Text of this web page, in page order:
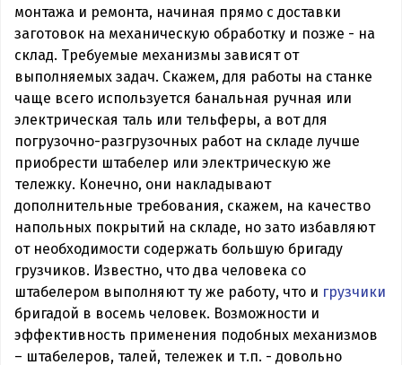
монтажа и ремонта, начиная прямо с доставки
заготовок на механическую обработку и позже - на
склад. Требуемые механизмы зависят от
выполняемых задач. Скажем, для работы на станке
чаще всего используется банальная ручная или
электрическая таль или тельферы, а вот для
погрузочно-разгрузочных работ на складе лучше
приобрести штабелер или электрическую же
тележку. Конечно, они накладывают
дополнительные требования, скажем, на качество
напольных покрытий на складе, но зато избавляют
от необходимости содержать большую бригаду
грузчиков. Известно, что два человека со
штабелером выполняют ту же работу, что и грузчики
бригадой в восемь человек. Возможности и
эффективность применения подобных механизмов
– штабелеров, талей, тележек и т.п. - довольно